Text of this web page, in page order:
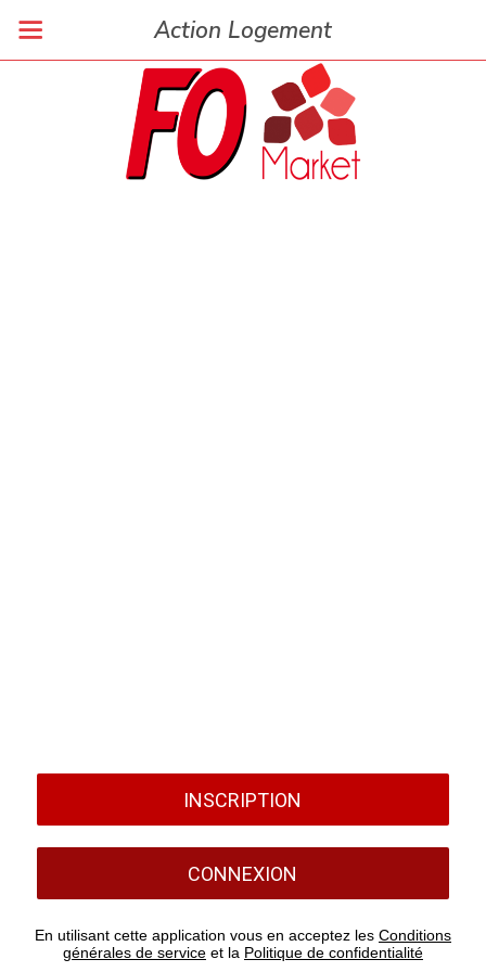
Action Logement
INSCRIPTION
CONNEXION
En utilisant cette application vous en acceptez les Conditions
générales de service et la Politique de confidentialité